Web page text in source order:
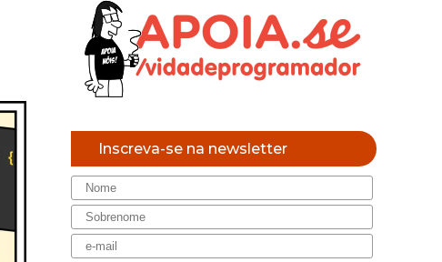
Inscreva-se na newsletter